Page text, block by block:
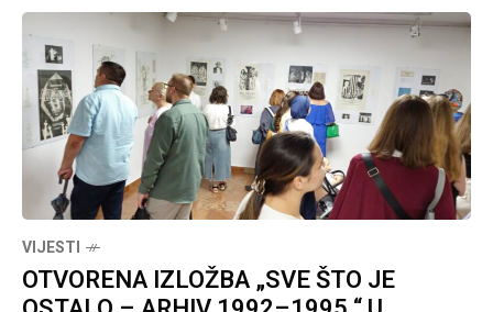
VIJESTI
OTVORENA IZLOŽBA „SVE ŠTO JE